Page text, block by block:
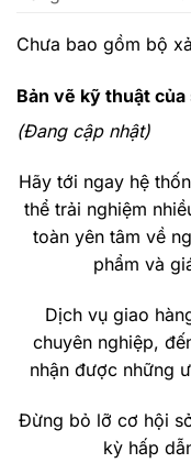
Chưa bao gồm bộ
Bản vẽ kỹ thuật của
(Đang cập nhật)
Hãy tới ngay hệ
thể trải nghiệm
toàn yên tâm về
phẩm và
Dịch vụ giao
chuyên nghiệp,
nhận được những
Đừng bỏ lỡ cơ hội
kỳ hấp